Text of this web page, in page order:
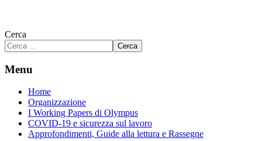
Cerca
Cerca
Menu
Home
Organizzazione
I Working Papers di Olympus
COVID-19 e sicurezza sul lavoro
Approfondimenti, Guide alla lettura e Rassegne